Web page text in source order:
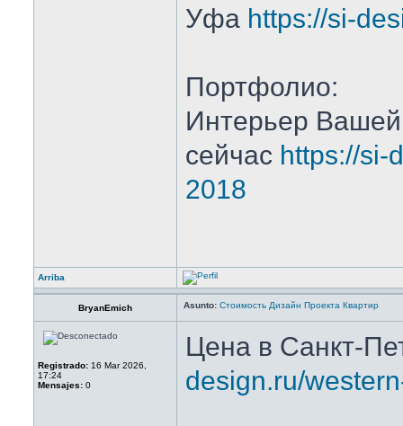
Уфа https://si-
Портфолио:
Интерьер
сейчас https://si-
2018
Arriba
BryanEmich Asunto: Стоимость Дизайн Проекта Квартир
Registrado: 16 Mar 2026,
17:24
Mensajes: 0
Цена в Санкт-
design.ru/